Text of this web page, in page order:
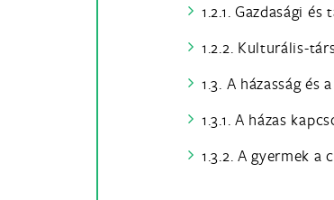
1.2.1. Gazdasági
1.2.2. Kulturális-
1.3. A házasság és
1.3.1. A házas
1.3.2. A gyermek a